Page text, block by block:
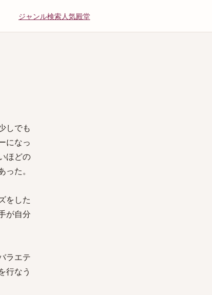
ジャンル検索人気殿堂
しでも
になっ
ほどの
た。
をした
が自分
ラエテ
行なう